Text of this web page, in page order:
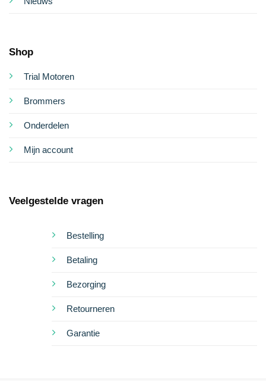
Shop
Trial Motoren
Brommers
Onderdelen
Mijn account
Veelgestelde vragen
Bestelling
Betaling
Bezorging
Retourneren
Garantie